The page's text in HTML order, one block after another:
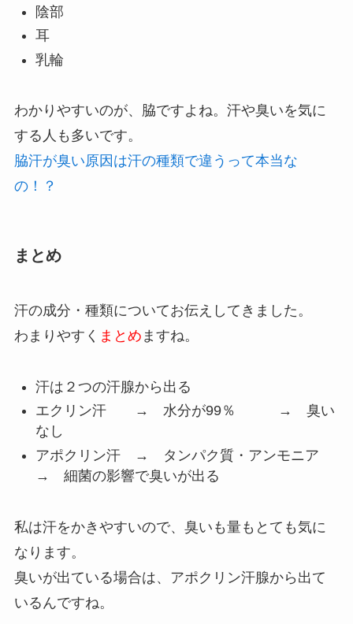
陰部
耳
乳輪
わかりやすいのが、脇ですよね。汗や臭いを気に
する人も多いです。
脇汗が臭い原因は汗の種類で違うって本当な
の！？
まとめ
汗の成分・種類についてお伝えしてきました。
わまりやすく まとめ ますね。
汗は２つの汗腺から出る
エクリン汗 → 水分が99％ → 臭い
なし
アポクリン汗 → タンパク質・アンモニア
→ 細菌の影響で臭いが出る
私は汗をかきやすいので、臭いも量もとても気に
なります。
臭いが出ている場合は、アポクリン汗腺から出て
いるんですね。